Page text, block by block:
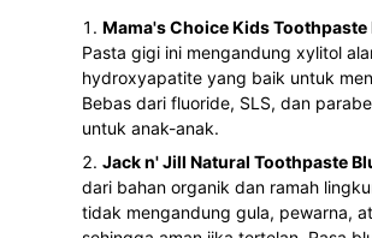
Mama's Choice Kids Toothpaste
Pasta gigi ini mengandung xylitol
hydroxyapatite yang baik untuk
Bebas dari fluoride, SLS, dan
untuk anak-anak.
Jack n' Jill Natural Toothpaste
dari bahan organik dan ramah
tidak mengandung gula, pewarna,